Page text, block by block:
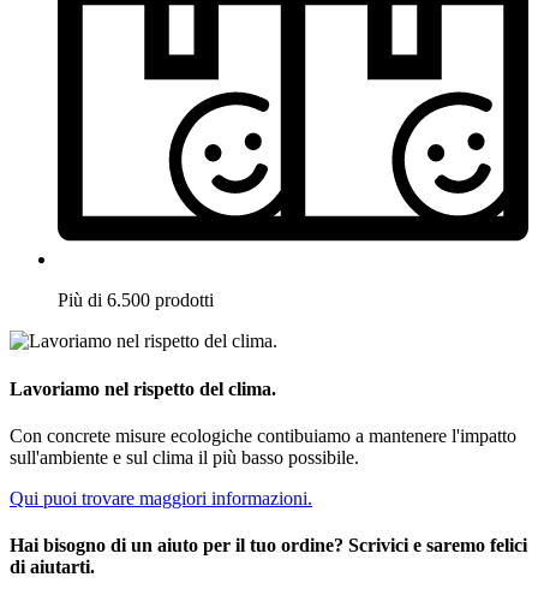
Più di 6.500 prodotti
Lavoriamo nel rispetto del clima.
Con concrete misure ecologiche contibuiamo a mantenere l'impatto
sull'ambiente e sul clima il più basso possibile.
Qui puoi trovare maggiori informazioni.
Hai bisogno di un aiuto per il tuo ordine? Scrivici e saremo felici
di aiutarti.